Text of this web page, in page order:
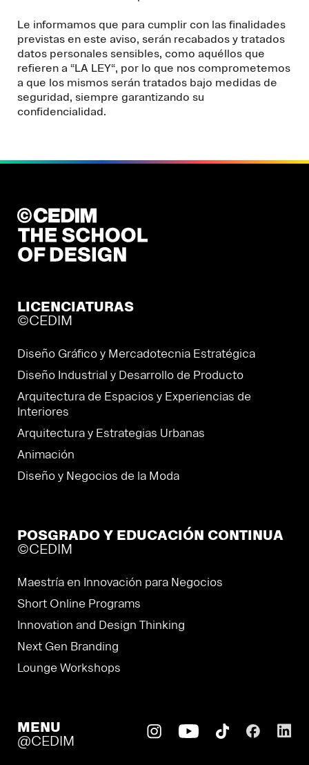
Le informamos que para cumplir con las finalidades
previstas en este aviso, serán recabados y tratados
datos personales sensibles, como aquéllos que
refieren a “LA LEY“, por lo que nos comprometemos
a que los mismos serán tratados bajo medidas de
seguridad, siempre garantizando su
confidencialidad.
LICENCIATURAS
©CEDIM
Diseño Gráfico y Mercadotecnia Estratégica
Diseño Industrial y Desarrollo de Producto
Arquitectura de Espacios y Experiencias de
Interiores
Arquitectura y Estrategias Urbanas
Animación
Diseño y Negocios de la Moda
POSGRADO Y EDUCACIÓN CONTINUA
©CEDIM
Maestría en Innovación para Negocios
Short Online Programs
Innovation and Design Thinking
Next Gen Branding
Lounge Workshops
MENU
@CEDIM